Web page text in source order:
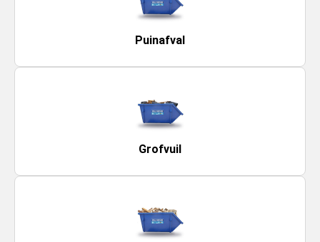
Puinafval
Grofvuil